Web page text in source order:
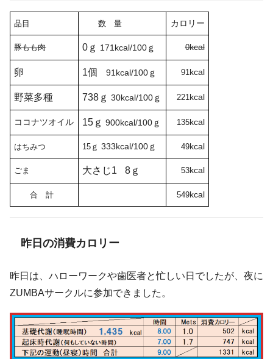
品目 数 量 カロリー
豚もも肉 0ｇ 171kcal/100ｇ 0kcal
卵 1個 91kcal/100ｇ 91 kcal
野菜多種 738ｇ 30kcal/100ｇ 221 kcal
ココナツオイル 15ｇ 900kcal/100ｇ 135kcal
はちみつ 15ｇ 333kcal/100ｇ 49kcal
ごま 大さじ1 8ｇ 53kcal
合 計 549kcal
昨日の消費カロリー
昨日は、ハローワークや歯医者と忙しい日でしたが、夜に
ZUMBAサークルに参加できました。